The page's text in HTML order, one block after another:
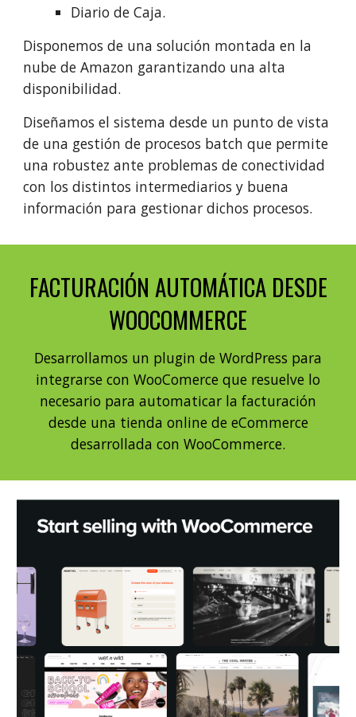
Diario de Caja.
Disponemos de una solución montada en la
nube de Amazon garantizando una alta
disponibilidad.
Diseñamos el sistema desde un punto de vista
de una gestión de procesos batch que permite
una robustez ante problemas de conectividad
con los distintos intermediarios y buena
información para gestionar dichos procesos.
FACTURACIÓN AUTOMÁTICA DESDE
WOOCOMMERCE
Desarrollamos un plugin de WordPress para
integrarse con WooComerce que resuelve lo
necesario para automaticar la facturación
desde una tienda online de eCommerce
desarrollada con WooCommerce.